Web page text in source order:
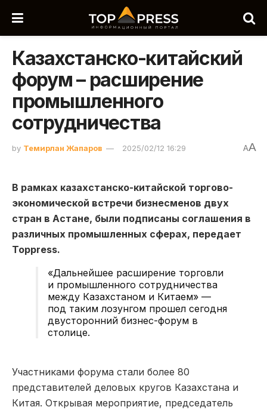
Казахстанско-китайский
форум – расширение
промышленного
сотрудничества
by Темирлан Жапаров 2025/02/12 16:29 AA
В рамках казахстанско-китайской торгово-
экономической встречи бизнесменов двух
стран в Астане, были подписаны соглашения в
различных промышленных сферах, передает
Toppress.
«Дальнейшее расширение торговли
и промышленного сотрудничества
между Казахстаном и Китаем» —
под таким лозунгом прошел сегодня
двусторонний бизнес-форум в
столице.
Участниками форума стали более 80
представителей деловых кругов Казахстана и
Китая. Открывая мероприятие, председатель